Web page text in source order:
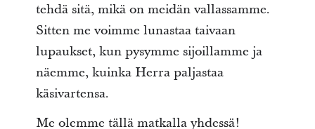
tehdä sitä, mikä on meidän vallassamme.
Sitten me voimme lunastaa taivaan
lupaukset, kun pysymme sijoillamme ja
näemme, kuinka Herra paljastaa
käsivartensa.
Me olemme tällä matkalla yhdessä!